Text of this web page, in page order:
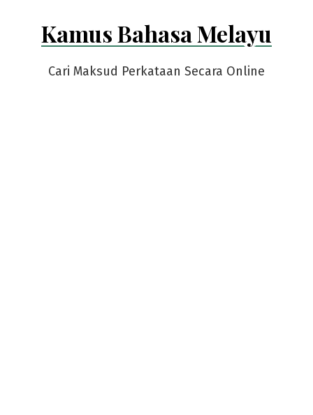
Kamus Bahasa Melayu
Cari Maksud Perkataan Secara Online